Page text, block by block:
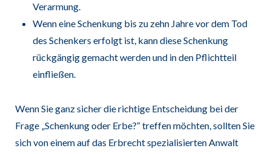
Verarmung.
Wenn eine Schenkung bis zu zehn Jahre vor dem Tod
des Schenkers erfolgt ist, kann diese Schenkung
rückgängig gemacht werden und in den Pflichtteil
einfließen.
Wenn Sie ganz sicher die richtige Entscheidung bei der
Frage „Schenkung oder Erbe?“ treffen möchten, sollten Sie
sich von einem auf das Erbrecht spezialisierten Anwalt